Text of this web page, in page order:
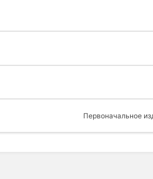
Первоначальное